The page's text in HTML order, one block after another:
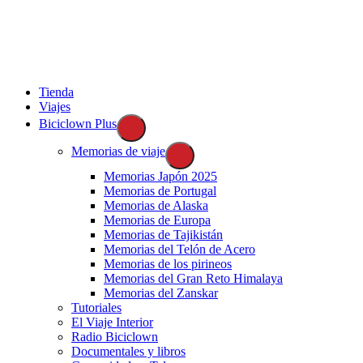
Tienda
Viajes
Biciclown Plus
Memorias de viaje
Memorias Japón 2025
Memorias de Portugal
Memorias de Alaska
Memorias de Europa
Memorias de Tajikistán
Memorias del Telón de Acero
Memorias de los pirineos
Memorias del Gran Reto Himalaya
Memorias del Zanskar
Tutoriales
El Viaje Interior
Radio Biciclown
Documentales y libros